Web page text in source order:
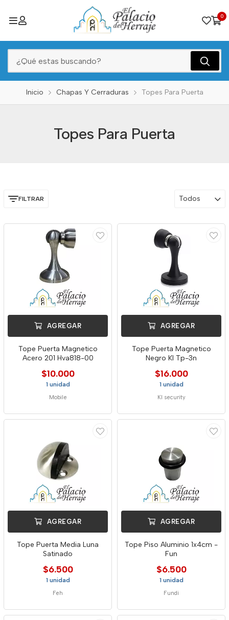
0
Inicio Chapas Y Cerraduras Topes Para Puerta
Topes Para Puerta
FILTRAR Todos
AGREGAR
Tope Puerta Magnetico
Acero 201 Hva818-00
$10.000
1 unidad
Mobile
AGREGAR
Tope Puerta Magnetico
Negro Kl Tp-3n
$16.000
1 unidad
Kl security
AGREGAR
Tope Puerta Media Luna
Satinado
$6.500
1 unidad
Feh
AGREGAR
Tope Piso Aluminio 1x4cm -
Fun
$6.500
1 unidad
Fundi